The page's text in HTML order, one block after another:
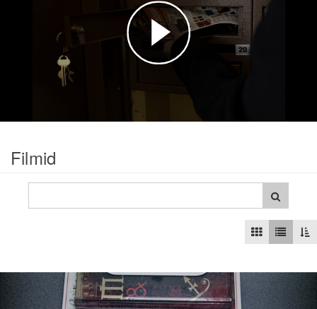
Esita
video
Filmid